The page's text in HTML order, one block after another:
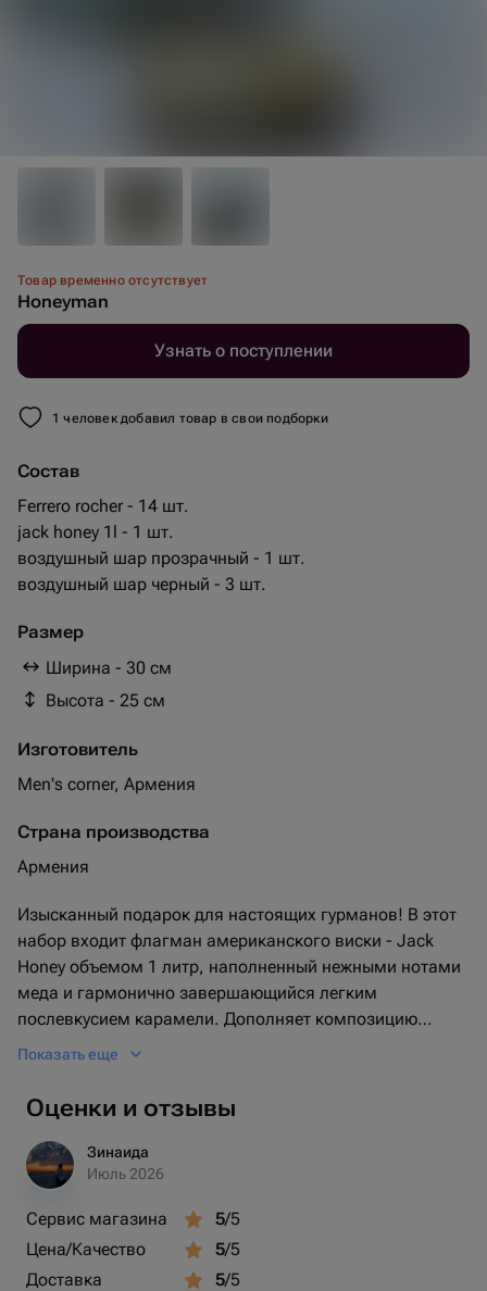
Товар временно отсутствует
Honeyman
Узнать о поступлении
1 человек добавил товар в свои подборки
Состав
Ferrero rocher - 14 шт.
jack honey 1l - 1 шт.
воздушный шар прозрачный - 1 шт.
воздушный шар черный - 3 шт.
Размер
Ширина - 30 см
Высота - 25 см
Изготовитель
Men's corner, Армения
Страна производства
Армения
Изысканный подарок для настоящих гурманов! В этот
набор входит флагман американского виски - Jack
Honey объемом 1 литр, наполненный нежными нотами
меда и гармонично завершающийся легким
послевкусием карамели. Дополняет композицию
безупречный шоколад Ferrero Rocher в количестве 14
молочного шоколада, подарившее сладости Ferrero
Rocher мировую известность. С этим набором любое
торжество станет более ярким и запоминающимся!
Показать еще
Оценки и отзывы
Зинаида
Июль 2026
Сервис магазина 5/5
Цена/Качество
5/5
Доставка
5/5